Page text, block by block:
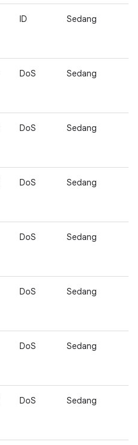
ID Sedang
DoS Sedang
DoS Sedang
DoS Sedang
DoS Sedang
DoS Sedang
DoS Sedang
DoS Sedang